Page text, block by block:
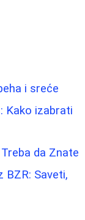
i sreće
Kako izabrati
da Znate
Saveti,